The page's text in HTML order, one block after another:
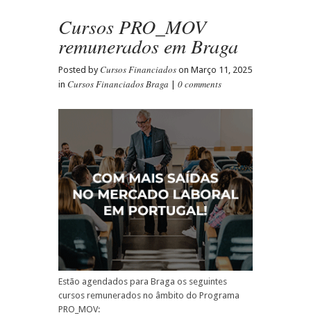
Cursos PRO_MOV
remunerados em Braga
Posted by Cursos Financiados on Março 11, 2025
in Cursos Financiados Braga 0 comments
Estão agendados para Braga os seguintes
cursos remunerados no âmbito do Programa
PRO_MOV: